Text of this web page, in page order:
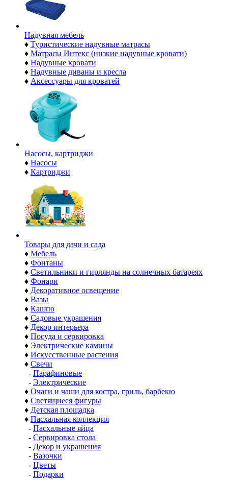
Надувная мебель
♦ Туристические надувные матрасы
♦ Матрасы Интекс (низкие надувные кровати)
♦ Надувные кровати
♦ Надувные диваны и кресла
♦ Аксессуары для кроватей
Насосы, картриджи
♦ Насосы
♦ Картриджи
Товары для дачи и сада
♦ Мебель
♦ Фонтаны
♦ Светильники и гирлянды на солнечных батареях
♦ Фонари
♦ Декоративное освещение
♦ Вазы
♦ Кашпо
♦ Садовые украшения
♦ Декор интерьера
♦ Посуда и сервировка
♦ Электрические камины
♦ Искусственные растения
♦ Свечи
- Парафиновые
- Электрические
♦ Очаги и чаши для костра, гриль, барбекю
♦ Светящиеся фигуры
♦ Детская площадка
♦ Пасхальная коллекция
- Пасхальные яйца
- Сервировка стола
- Декор и украшения
- Вазочки
- Цветы
- Подарки